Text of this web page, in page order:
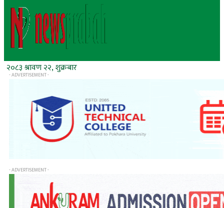
२०८३ श्रावण २२, शुक्रबार
- ADVERTISEMENT -
- ADVERTISEMENT -